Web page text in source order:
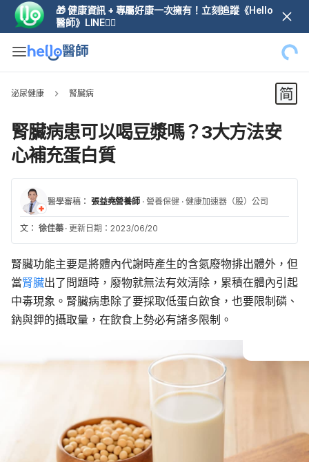
🎁 健康資訊 + 專屬好康一次擁有！立刻追蹤《Hello
醫師》LINE👆🏼
泌尿健康 腎臟病
腎臟病患可以喝豆漿嗎？3大方法安
心補充蛋白質
醫學審稿： 張益堯營養師 · 營養保健 · 健康加速器（股）公司
文： 徐佳蓁 · 更新日期：2023/06/20
腎臟功能主要是將體內代謝時產生的含氮廢物排出體外，但
當腎臟出了問題時，廢物就無法有效清除，累積在體內引起
中毒現象。腎臟病患除了要採取低蛋白飲食，也要限制磷、
鈉與鉀的攝取量，在飲食上勢必有諸多限制。